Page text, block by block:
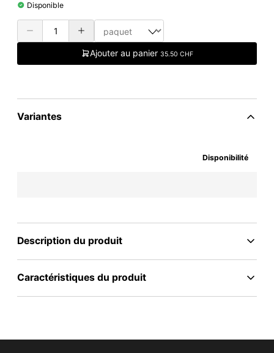
Disponible
Ajouter au panier 35.50 CHF
Variantes
Disponibilité
Description du produit
Caractéristiques du produit